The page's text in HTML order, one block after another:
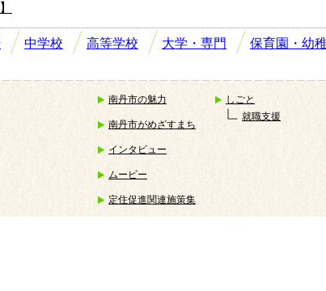
中学校 高等学校 大学・専門 保育園・幼
南丹市の魅力
南丹市がめざすまち
インタビュー
ムービー
定住促進関連施策集
しごと
就職支援